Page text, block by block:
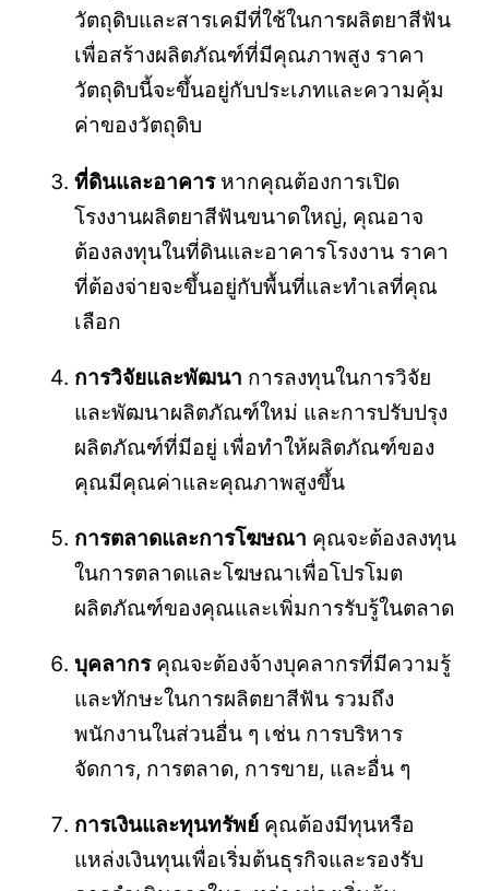
วัตถุดิบและสารเคมีที่ใช้ในการผลิตยาสีฟัน
เพื่อสร้างผลิตภัณฑ์ที่มีคุณภาพสูง ราคา
วัตถุดิบนี้จะขึ้นอยู่กับประเภทและความคุ้ม
ค่าของวัตถุดิบ
ที่ดินและอาคารหากคุณต้องการเปิด
โรงงานผลิตยาสีฟันขนาดใหญ่, คุณอาจ
ต้องลงทุนในที่ดินและอาคารโรงงาน ราคา
ที่ต้องจ่ายจะขึ้นอยู่กับพื้นที่และทำเลที่คุณ
เลือก
การวิจัยและพัฒนา การลงทุนในการวิจัย
และพัฒนาผลิตภัณฑ์ใหม่ และการปรับปรุง
ผลิตภัณฑ์ที่มีอยู่ เพื่อทำให้ผลิตภัณฑ์ของ
คุณมีคุณค่าและคุณภาพสูงขึ้น
การตลาดและการโฆษณา คุณจะต้องลงทุน
ในการตลาดและโฆษณาเพื่อโปรโมต
ผลิตภัณฑ์ของคุณและเพิ่มการรับรู้ในตลาด
บุคลากรคุณจะต้องจ้างบุคลากรที่มีความรู้
และทักษะในการผลิตยาสีฟัน รวมถึง
พนักงานในส่วนอื่น ๆ เช่น การบริหาร
จัดการ, การตลาด, การขาย, และอื่น ๆ
การเงินและทุนทรัพย์ คุณต้องมีทุนหรือ
แหล่งเงินทุนเพื่อเริ่มต้นธุรกิจและรองรับ